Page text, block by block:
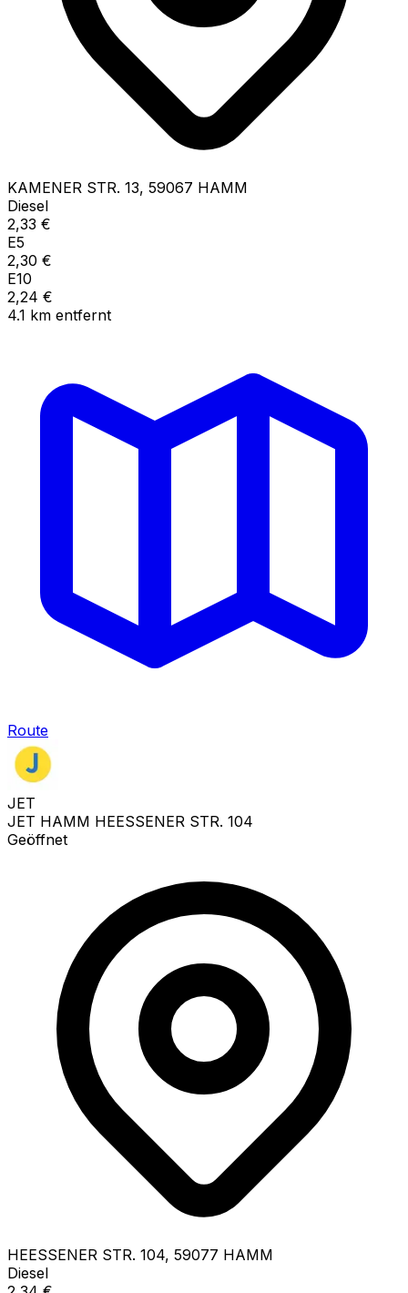
KAMENER STR. 13, 59067 HAMM
Diesel
2,33 €
E5
2,30 €
E10
2,24 €
4.1 km entfernt
Route
JET
JET HAMM HEESSENER STR. 104
Geöffnet
HEESSENER STR. 104, 59077 HAMM
Diesel